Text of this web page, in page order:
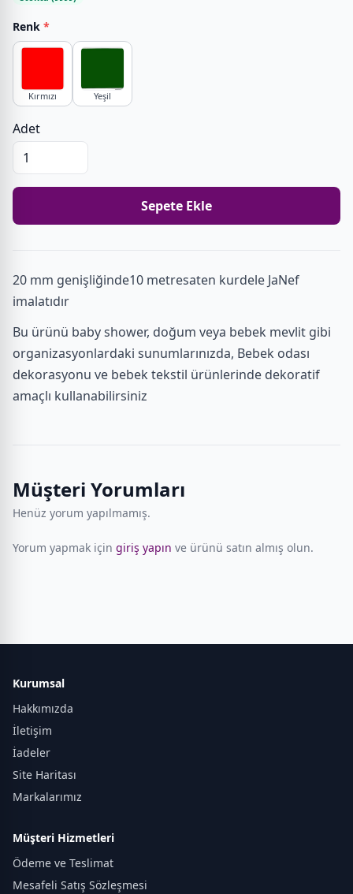
Renk *
Kırmızı Yeşil
Adet
Sepete Ekle
20 mm genişliğinde10 metresaten kurdele JaNef
imalatıdır
Bu ürünü baby shower, doğum veya bebek mevlit gibi
organizasyonlardaki sunumlarınızda, Bebek odası
dekorasyonu ve bebek tekstil ürünlerinde dekoratif
amaçlı kullanabilirsiniz
Müşteri Yorumları
Henüz yorum yapılmamış.
Yorum yapmak için giriş yapın ve ürünü satın almış olun.
Kurumsal
Hakkımızda
İletişim
İadeler
Site Haritası
Markalarımız
Müşteri Hizmetleri
Ödeme ve Teslimat
Mesafeli Satış Sözleşmesi